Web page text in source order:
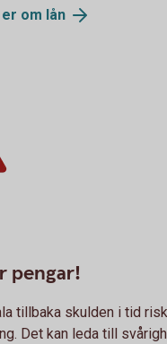
om lån
pengar!
tillbaka skulden i tid
Det kan leda till